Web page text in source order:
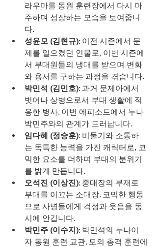
라우마를 동원 훈련장에서 다시 마
주하며 성장하는 모습을 보여줍니
다.
성윤모 (김현규): 이전 시즌에서 문
제를 일으켰던 인물로, 이번 시즌에
서 부대원들의 냉대를 받으며 변화
와 용서를 구하는 과정을 겪습니다.
박민석 (김민호): 과거 문제아에서
벗어나 상병으로서 부대 생활에 적
응한 병사. 이번 에피소드에서 누나
박민주와의 관계가 드러납니다.
임다혜 (정승훈): 비둘기와 소통하
는 독특한 능력을 가진 캐릭터로, 코
믹한 요소를 더하며 부대의 분위기
를 밝게 만듭니다.
오석진 (이상진): 중대장의 부재로
부대를 이끄는 소대장. 코믹한 행동
으로 사병들에게 걱정과 웃음을 동
시에 안깁니다.
박민주 (이수지): 박민석의 누나이
자 동원 훈련 교관. 모의 총격 훈련에